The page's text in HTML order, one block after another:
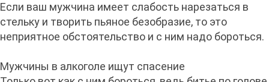
Если ваш мужчина имеет слабость нарезаться в
стельку и творить пьяное безобразие, то это
неприятное обстоятельство и с ним надо бороться.
Мужчины в алкоголе ищут спасение